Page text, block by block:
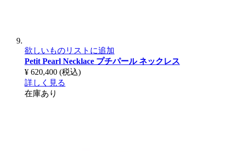
欲しいものリストに追加
Petit Pearl Necklace プチパール ネックレス
¥ 620,400 (税込)
詳しく見る
在庫あり